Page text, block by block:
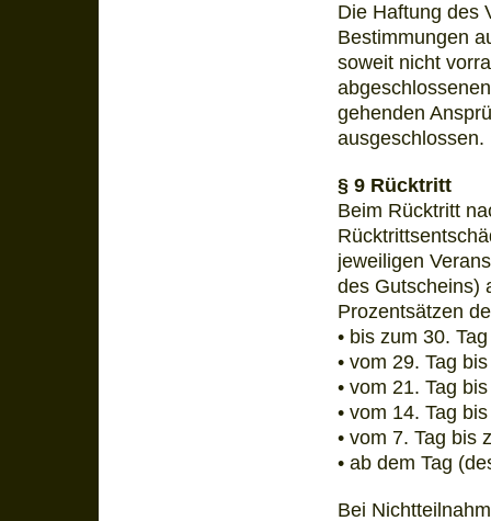
Die Haftung des
Bestimmungen
soweit nicht
gehenden
ausgeschlossen.
§ 9 Rücktritt
Beim Rücktritt
jeweiligen
des Gutscheins)
Prozentsätzen
• bis zum 30.
• vom 29. Tag
• vom 21. Tag
• vom 14. Tag
• vom 7. Tag bis
• ab dem Tag
Bei